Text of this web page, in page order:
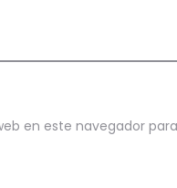
en este navegador